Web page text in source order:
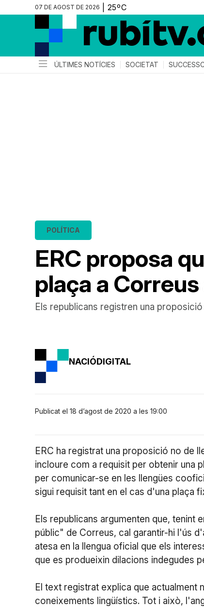
07 DE AGOST DE 2026
ÚLTIMES NOTÍCIES SOCIETAT
ERC proposa
plaça a
POLÍTICA
Els republicans registren una
NACIÓDIGITAL
Publicat el 18 d’agost de 2020 a les 19:00
ERC ha registrat una proposició no de
incloure com a requisit per obtenir una
per comunicar-se en les llengües
sigui requisit tant en el cas d'una plaça
Els republicans argumenten que,
públic" de Correus, cal garantir-hi l'ús
atesa en la llengua oficial que els
que es produeixin dilacions indegudes
El text registrat explica que actualment
coneixements lingüístics. Tot i això,